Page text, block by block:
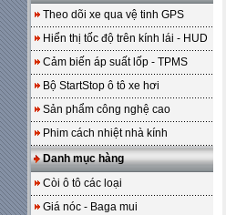
Theo dõi xe qua vệ tinh GPS
Hiển thị tốc độ trên kính lái - HUD
Cảm biến áp suất lốp - TPMS
Bộ StartStop ô tô xe hơi
Sản phẩm công nghệ cao
Phim cách nhiệt nhà kính
Danh mục hàng
Còi ô tô các loại
Giá nóc - Baga mui